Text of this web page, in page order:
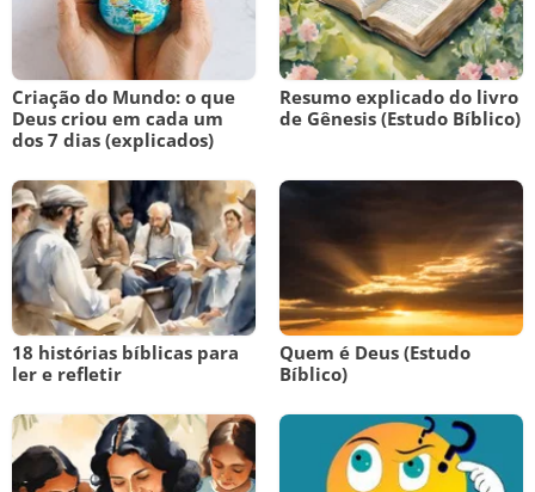
Criação do Mundo: o que
Deus criou em cada um
dos 7 dias (explicados)
Resumo explicado do livro
de Gênesis (Estudo Bíblico)
18 histórias bíblicas para
ler e refletir
Quem é Deus (Estudo
Bíblico)